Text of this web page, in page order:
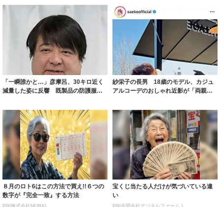
「一瞬誰かと…」彦摩呂、30キロ近く
減量した姿に反響 既製品の防護服が
紗栄子の長男 18歳のモデル、カジュ
アルコーデのおしゃれ近影が「両親の
８月のロト6はこの方法で買え!!６つの
数字が『完全一致』する方法
宝くじ当たる人だけが気づいている違
い